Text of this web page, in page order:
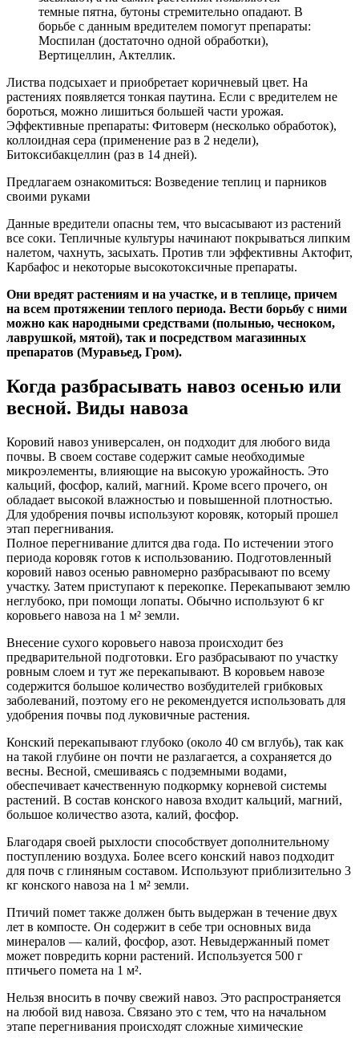
темные пятна, бутоны стремительно опадают. В
борьбе с данным вредителем помогут препараты:
Моспилан (достаточно одной обработки),
Вертицеллин, Актеллик.
Листва подсыхает и приобретает коричневый цвет. На
растениях появляется тонкая паутина. Если с вредителем не
бороться, можно лишиться большей части урожая.
Эффективные препараты: Фитоверм (несколько обработок),
коллоидная сера (применение раз в 2 недели),
Битоксибакцеллин (раз в 14 дней).
Предлагаем ознакомиться: Возведение теплиц и парников
своими руками
Данные вредители опасны тем, что высасывают из растений
все соки. Тепличные культуры начинают покрываться липким
налетом, чахнуть, засыхать. Против тли эффективны Актофит,
Карбафос и некоторые высокотоксичные препараты.
Они вредят растениям и на участке, и в теплице, причем
на всем протяжении теплого периода. Вести борьбу с ними
можно как народными средствами (полынью, чесноком,
лаврушкой, мятой), так и посредством магазинных
препаратов (Муравьед, Гром).
Когда разбрасывать навоз осенью или
весной. Виды навоза
Коровий навоз универсален, он подходит для любого вида
почвы. В своем составе содержит самые необходимые
микроэлементы, влияющие на высокую урожайность. Это
кальций, фосфор, калий, магний. Кроме всего прочего, он
обладает высокой влажностью и повышенной плотностью.
Для удобрения почвы используют коровяк, который прошел
этап перегнивания.
Полное перегнивание длится два года. По истечении этого
периода коровяк готов к использованию. Подготовленный
коровий навоз осенью равномерно разбрасывают по всему
участку. Затем приступают к перекопке. Перекапывают землю
неглубоко, при помощи лопаты. Обычно используют 6 кг
коровьего навоза на 1 м² земли.
Внесение сухого коровьего навоза происходит без
предварительной подготовки. Его разбрасывают по участку
ровным слоем и тут же перекапывают. В коровьем навозе
содержится большое количество возбудителей грибковых
заболеваний, поэтому его не рекомендуется использовать для
удобрения почвы под луковичные растения.
Конский перекапывают глубоко (около 40 см вглубь), так как
на такой глубине он почти не разлагается, а сохраняется до
весны. Весной, смешиваясь с подземными водами,
обеспечивает качественную подкормку корневой системы
растений. В состав конского навоза входит кальций, магний,
большое количество азота, калий, фосфор.
Благодаря своей рыхлости способствует дополнительному
поступлению воздуха. Более всего конский навоз подходит
для почв с глиняным составом. Используют приблизительно 3
кг конского навоза на 1 м² земли.
Птичий помет также должен быть выдержан в течение двух
лет в компосте. Он содержит в себе три основных вида
минералов — калий, фосфор, азот. Невыдержанный помет
может повредить корни растений. Используется 500 г
птичьего помета на 1 м².
Нельзя вносить в почву свежий навоз. Это распространяется
на любой вид навоза. Связано это с тем, что на начальном
этапе перегнивания происходят сложные химические